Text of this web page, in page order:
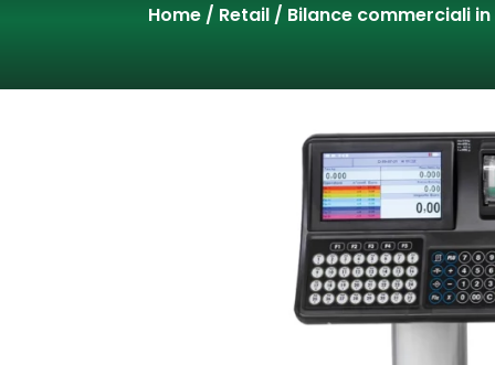
Home / Retail / Bilance commerciali